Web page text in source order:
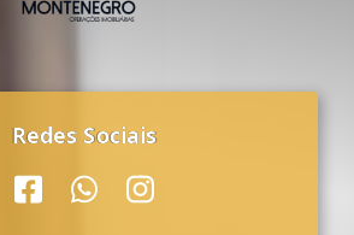
Redes Sociais